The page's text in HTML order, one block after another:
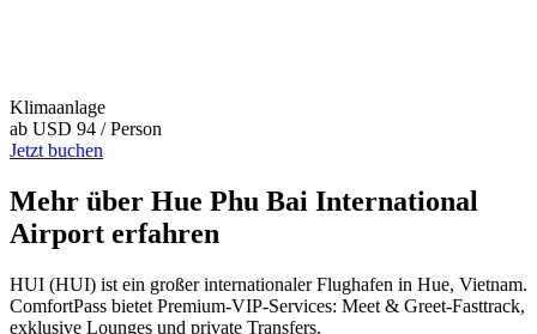
Klimaanlage
ab USD 94 / Person
Jetzt buchen
Mehr über Hue Phu Bai International
Airport erfahren
HUI (HUI) ist ein großer internationaler Flughafen in Hue, Vietnam.
ComfortPass bietet Premium-VIP-Services: Meet & Greet-Fasttrack,
exklusive Lounges und private Transfers.